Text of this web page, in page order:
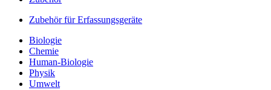
Zubehör für Erfassungsgeräte
Biologie
Chemie
Human-Biologie
Physik
Umwelt